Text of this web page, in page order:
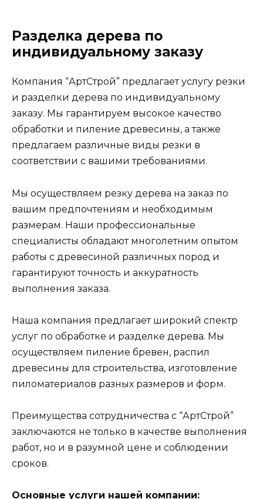
Разделка дерева по
индивидуальному заказу
Компания “АртСтрой” предлагает услугу резки
и разделки дерева по индивидуальному
заказу. Мы гарантируем высокое качество
обработки и пиление древесины, а также
предлагаем различные виды резки в
соответствии с вашими требованиями.
Мы осуществляем резку дерева на заказ по
вашим предпочтениям и необходимым
размерам. Наши профессиональные
специалисты обладают многолетним опытом
работы с древесиной различных пород и
гарантируют точность и аккуратность
выполнения заказа.
Наша компания предлагает широкий спектр
услуг по обработке и разделке дерева. Мы
осуществляем пиление бревен, распил
древесины для строительства, изготовление
пиломатериалов разных размеров и форм.
Преимущества сотрудничества с “АртСтрой”
заключаются не только в качестве выполнения
работ, но и в разумной цене и соблюдении
сроков.
Основные услуги нашей компании: